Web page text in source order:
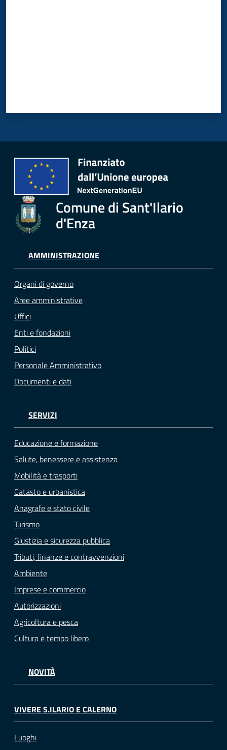
Comune di Sant'Ilario
d'Enza
AMMINISTRAZIONE
Organi di governo
Aree amministrative
Uffici
Enti e fondazioni
Politici
Personale Amministrativo
Documenti e dati
SERVIZI
Educazione e formazione
Salute, benessere e assistenza
Mobilità e trasporti
Catasto e urbanistica
Anagrafe e stato civile
Turismo
Giustizia e sicurezza pubblica
Tributi, finanze e contravvenzioni
Ambiente
Imprese e commercio
Autorizzazioni
Agricoltura e pesca
Cultura e tempo libero
NOVITÀ
VIVERE S.ILARIO E CALERNO
Luoghi